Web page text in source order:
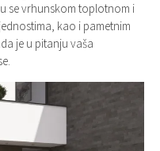
se vrhunskom toplotnom i
kao i pametnim
je u pitanju vaša